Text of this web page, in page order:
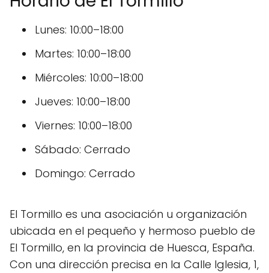
Lunes: 10:00–18:00
Martes: 10:00–18:00
Miércoles: 10:00–18:00
Jueves: 10:00–18:00
Viernes: 10:00–18:00
Sábado: Cerrado
Domingo: Cerrado
El Tormillo es una asociación u organización
ubicada en el pequeño y hermoso pueblo de
El Tormillo, en la provincia de Huesca, España.
Con una dirección precisa en la Calle Iglesia, 1,